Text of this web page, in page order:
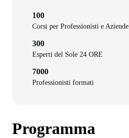
100
Corsi per Professionisti e Aziende
300
Esperti del Sole 24 ORE
7000
Professionisti formati
Programma